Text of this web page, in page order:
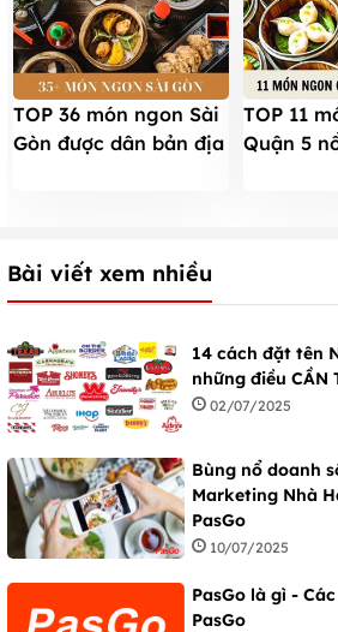
TOP 36 món ngon Sài
Gòn được dân bản địa
TOP 11
Quận 5
Bài viết xem nhiều
14 cách đặt tên
những điều CẦN
02/07/2025
Bùng nổ doanh
Marketing Nhà
PasGo
10/07/2025
PasGo là gì -
PasGo